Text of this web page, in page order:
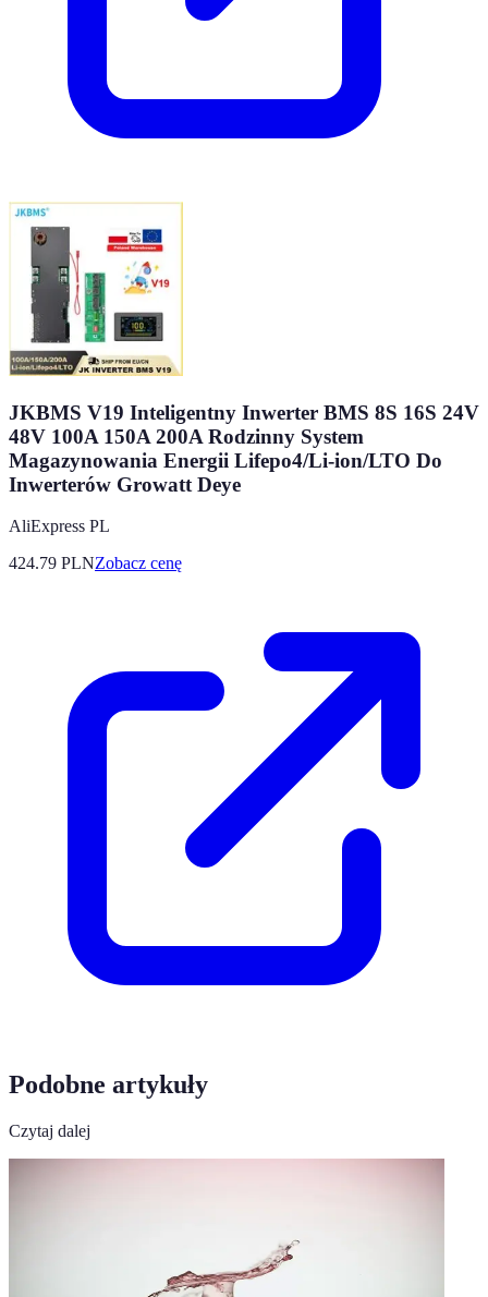
JKBMS V19 Inteligentny Inwerter BMS 8S 16S 24V
48V 100A 150A 200A Rodzinny System
Magazynowania Energii Lifepo4/Li-ion/LTO Do
Inwerterów Growatt Deye
AliExpress PL
424.79 PLNZobacz cenę
Podobne artykuły
Czytaj dalej